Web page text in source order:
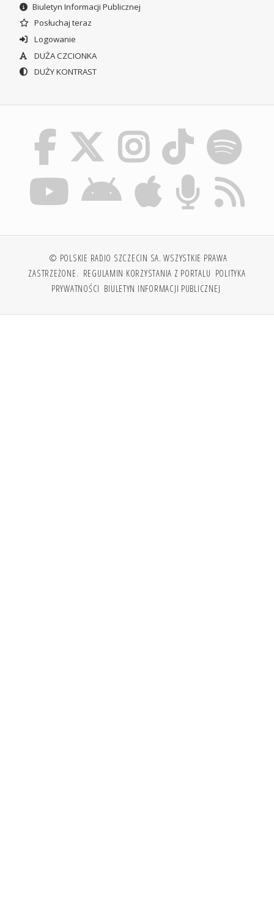
Biuletyn Informacji Publicznej
Posłuchaj teraz
Logowanie
DUŻA CZCIONKA
DUŻY KONTRAST
© POLSKIE RADIO SZCZECIN SA. WSZYSTKIE PRAWA
ZASTRZEŻONE. REGULAMIN KORZYSTANIA Z PORTALU POLITYKA
PRYWATNOŚCI BIULETYN INFORMACJI PUBLICZNEJ